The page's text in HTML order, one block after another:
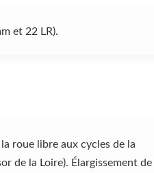
et 22 LR).
roue libre aux cycles de la
de la Loire). Élargissement de